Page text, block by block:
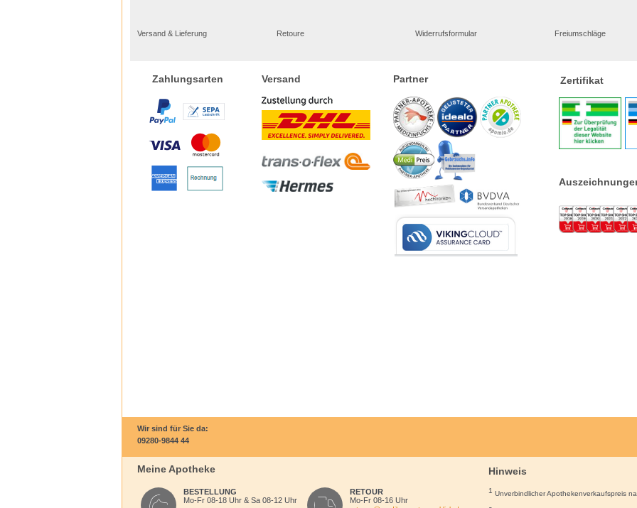
Versand & Lieferung Retoure Widerrufsformular Freiumschläge
Zahlungsarten Versand Partner Zertifikat
Wir sind für Sie da:
09280-9844 44
Meine Apotheke
BESTELLUNG
Mo-Fr 08-18 Uhr & Sa 08-12 Uhr
RETOUR
Mo-Fr 08-16 Uhr
Hinweis
1 Unverbindlicher Apothekenverkaufspreis